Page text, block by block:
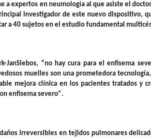
a expertos en neumología al que asiste el
investigador de este nuevo dispositivo,
a 40 sujetos en el estudio fundamental
JanSlebos, “no hay cura para el enfisema
muelles son una prometedora
mejora clínica en los pacientes tratados y
enfisema severo".
daños irreversibles en tejidos pulmonares